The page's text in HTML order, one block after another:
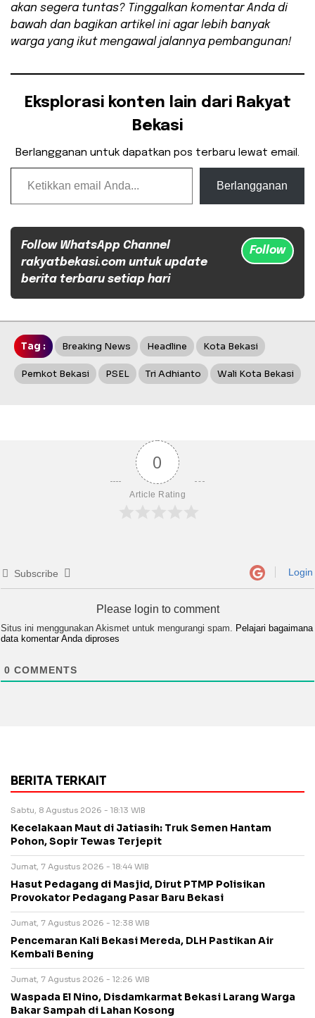
akan segera tuntas? Tinggalkan komentar Anda di
bawah dan bagikan artikel ini agar lebih banyak
warga yang ikut mengawal jalannya pembangunan!
Eksplorasi konten lain dari Rakyat
Bekasi
Berlangganan untuk dapatkan pos terbaru lewat email.
Ketikkan email Anda...
Berlangganan
Follow WhatsApp Channel
rakyatbekasi.com untuk update
berita terbaru setiap hari
Follow
Tag : Breaking News Headline Kota Bekasi
Pemkot Bekasi PSEL Tri Adhianto Wali Kota Bekasi
0
Article Rating
Subscribe Login
Please login to comment
Situs ini menggunakan Akismet untuk mengurangi spam. Pelajari bagaimana
data komentar Anda diproses
0 COMMENTS
BERITA TERKAIT
Sabtu, 8 Agustus 2026 - 18:13 WIB
Kecelakaan Maut di Jatiasih: Truk Semen Hantam
Pohon, Sopir Tewas Terjepit
Jumat, 7 Agustus 2026 - 18:44 WIB
Hasut Pedagang di Masjid, Dirut PTMP Polisikan
Provokator Pedagang Pasar Baru Bekasi
Jumat, 7 Agustus 2026 - 12:38 WIB
Pencemaran Kali Bekasi Mereda, DLH Pastikan Air
Kembali Bening
Jumat, 7 Agustus 2026 - 12:26 WIB
Waspada El Nino, Disdamkarmat Bekasi Larang Warga
Bakar Sampah di Lahan Kosong